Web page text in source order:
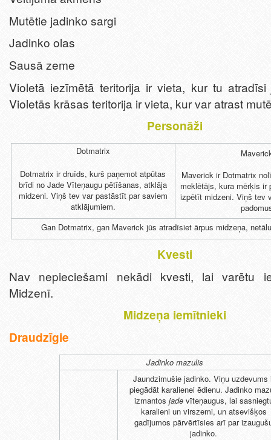
Mutētie jadinko sargi
Jadinko olas
Sausā zeme
Violetā iezīmētā teritorija ir vieta, kur tu atradīsi
Violetās krāsas teritorija ir vieta, kur var atrast
Personāži
Dotmatrix
Dotmatrix ir druīds, kurš paņemot atpūtas
brīdi no Jade Vīteņaugu pētīšanas, atklāja
midzeni. Viņš tev var pastāstīt par saviem
atklājumiem.
Maverick ir Dotmatrix
meklētājs, kura mērķis ir
izpētīt midzeni. Viņš tev
Gan Dotmatrix, gan Maverick jūs atradīsiet ārpus midzeņa,
Kvesti
Nav nepieciešami nekādi kvesti, lai varētu
Midzenī.
Midzeņa iemītnieki
Draudzīgie
Jadinko mazulis
Jaundzimušie jadinko. Viņu uzdevums
piegādāt karalienei ēdienu. Jadinko
izmantos jade vīteņaugus, lai
karalieni un virszemi, un atsevišķos
gadījumos pārvērtīsies arī par
jadinko.